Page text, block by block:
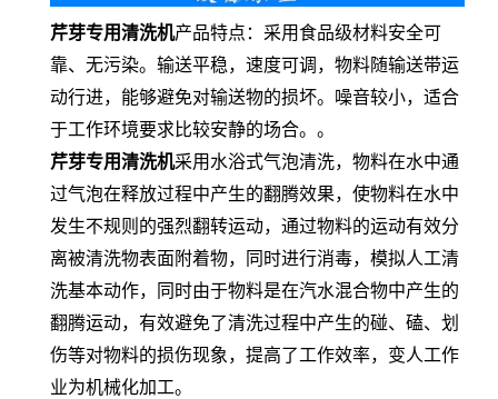
芹芽专用清洗机产品特点：采用食品级材料安全可
靠、无污染。输送平稳，速度可调，物料随输送带运
动行进，能够避免对输送物的损坏。噪音较小，适合
于工作环境要求比较安静的场合。。
芹芽专用清洗机采用水浴式气泡清洗，物料在水中通
过气泡在释放过程中产生的翻腾效果，使物料在水中
发生不规则的强烈翻转运动，通过物料的运动有效分
离被清洗物表面附着物，同时进行消毒，模拟人工清
洗基本动作，同时由于物料是在汽水混合物中产生的
翻腾运动，有效避免了清洗过程中产生的碰、磕、划
伤等对物料的损伤现象，提高了工作效率，变人工作
业为机械化加工。